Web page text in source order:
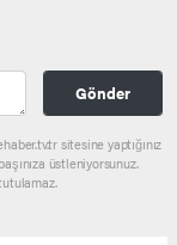
Gönder
sitesine yaptığınız
üstleniyorsunuz.